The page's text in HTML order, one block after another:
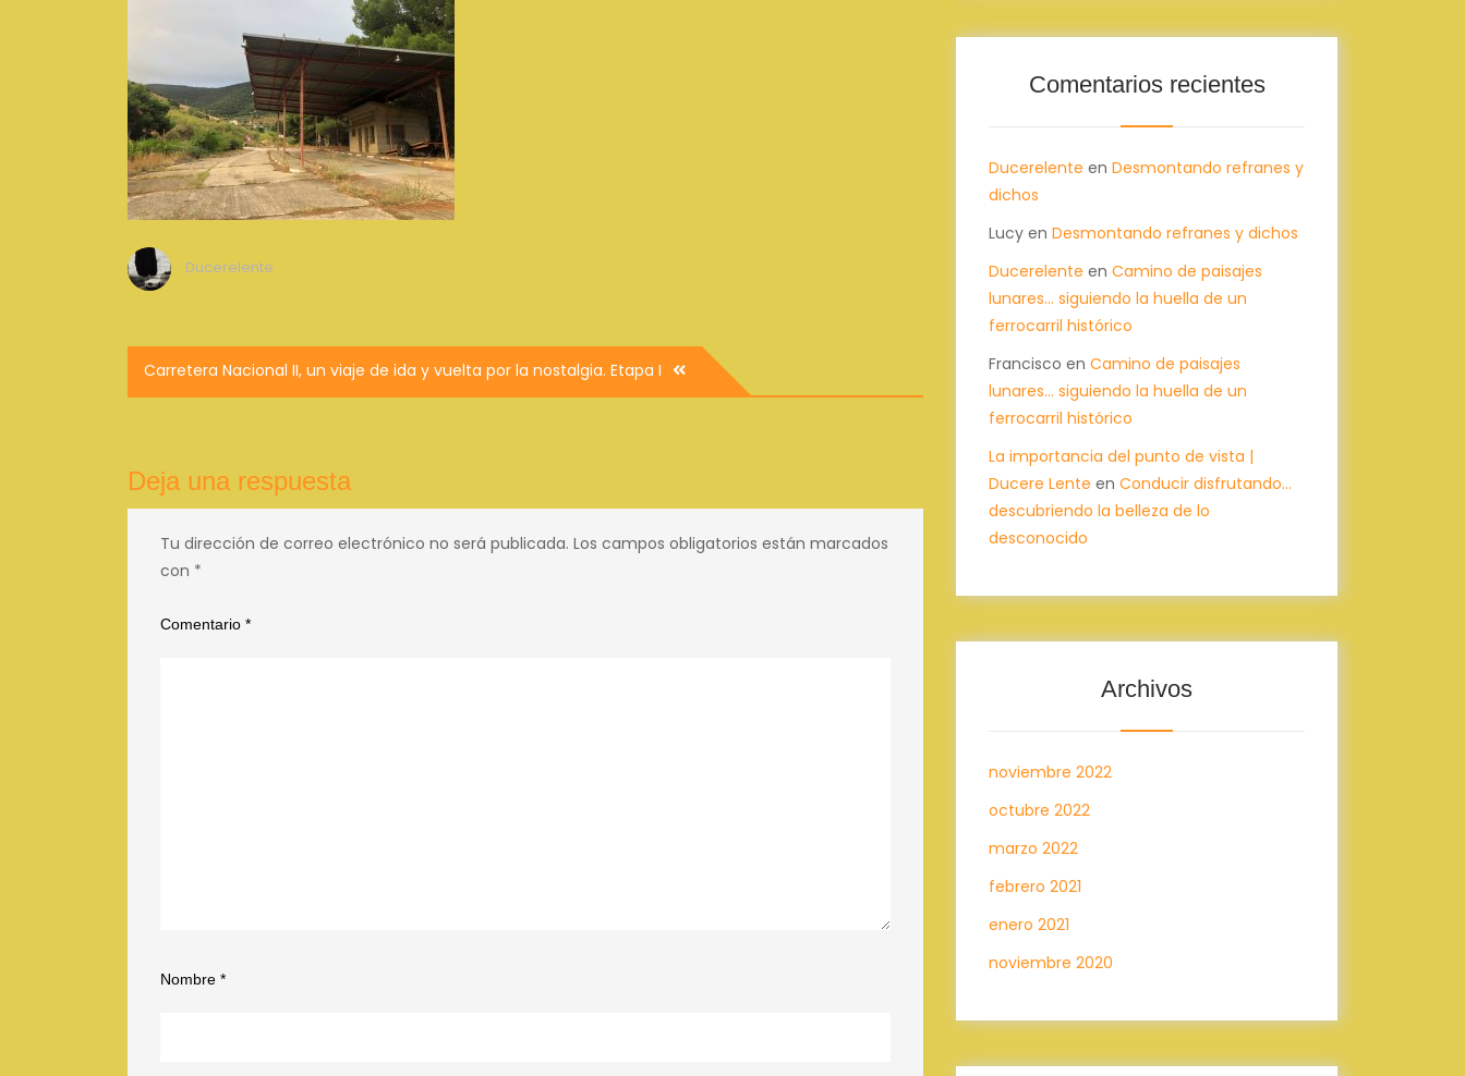
Ducerelente
Navegación
de
Carretera Nacional II, un viaje de ida y vuelta por la nostalgia. Etapa I
Deja una respuesta
Tu dirección de correo electrónico no será publicada. Los campos obligatorios están marcados
con *
Comentario *
Nombre *
Comentarios recientes
Ducerelente en Desmontando refranes y
dichos
Lucy en Desmontando refranes y dichos
Ducerelente en Camino de paisajes
lunares… siguiendo la huella de un
ferrocarril histórico
Francisco en Camino de paisajes
lunares… siguiendo la huella de un
ferrocarril histórico
La importancia del punto de vista |
Ducere Lente en Conducir disfrutando…
descubriendo la belleza de lo
desconocido
Archivos
noviembre 2022
octubre 2022
marzo 2022
febrero 2021
enero 2021
noviembre 2020